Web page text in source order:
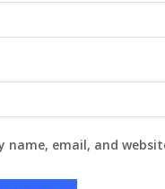
name, email, and